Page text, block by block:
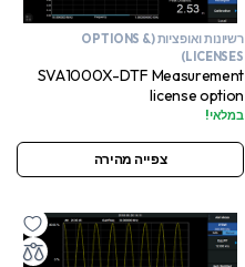
רשיונות ואופציות (OPTIONS &
LICENSES)
SVA1000X-DTF Measurement
license option
במלאי!
צפייה מהירה